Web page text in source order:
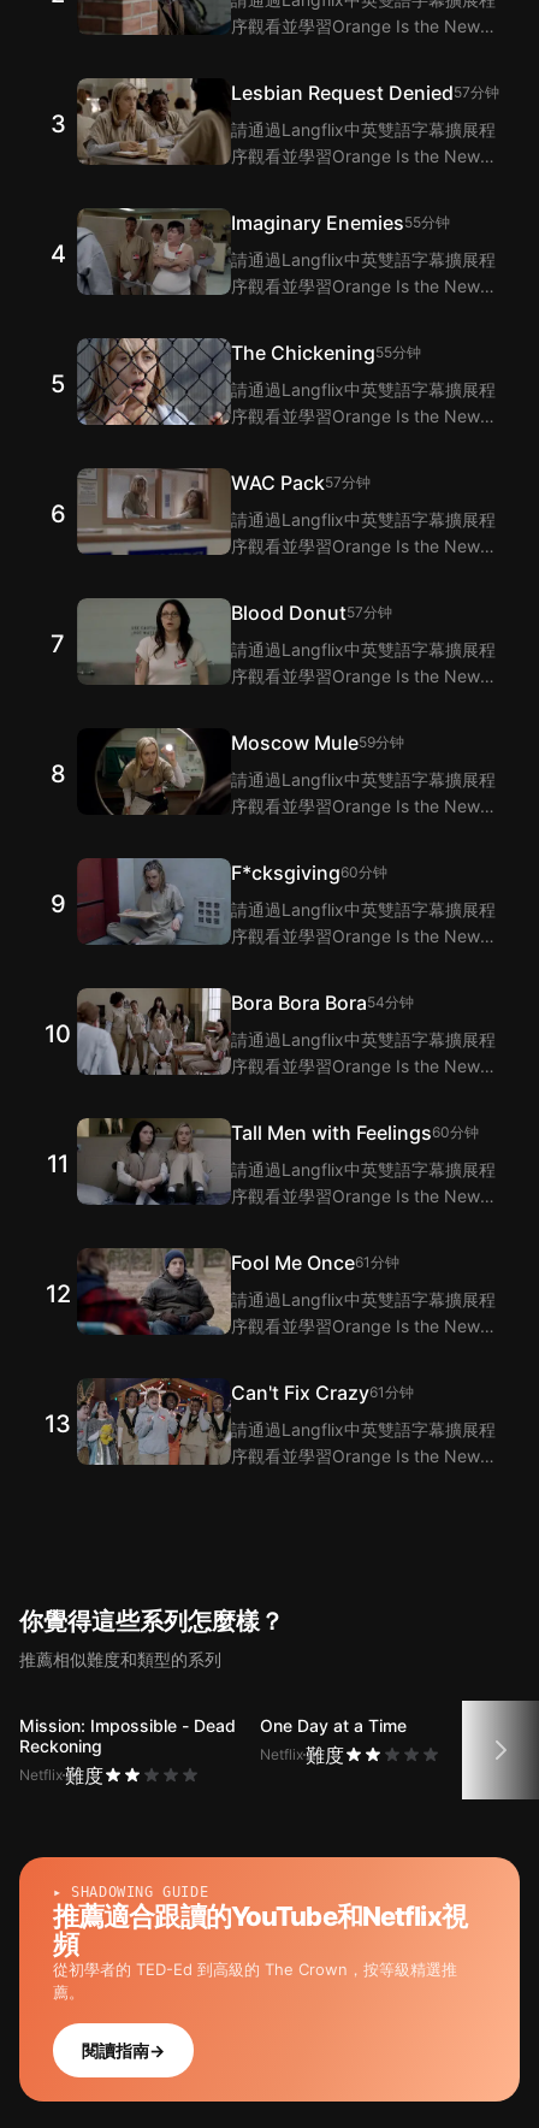
序觀看並學習Orange Is the New
Orange Is the New Black 第2集臺
詞的翻譯。
3
Lesbian Request Denied57分钟
請通過Langflix中英雙語字幕擴展程
序觀看並學習Orange Is the New
Orange Is the New Black 第3集臺
詞的翻譯。
4
Imaginary Enemies55分钟
請通過Langflix中英雙語字幕擴展程
序觀看並學習Orange Is the New
Orange Is the New Black 第4集臺
詞的翻譯。
5
The Chickening55分钟
請通過Langflix中英雙語字幕擴展程
序觀看並學習Orange Is the New
Orange Is the New Black 第5集臺
詞的翻譯。
6
WAC Pack57分钟
請通過Langflix中英雙語字幕擴展程
序觀看並學習Orange Is the New
Orange Is the New Black 第6集臺
詞的翻譯。
7
Blood Donut57分钟
請通過Langflix中英雙語字幕擴展程
序觀看並學習Orange Is the New
Orange Is the New Black 第7集臺
詞的翻譯。
8
Moscow Mule59分钟
請通過Langflix中英雙語字幕擴展程
序觀看並學習Orange Is the New
Orange Is the New Black 第8集臺
詞的翻譯。
9
F*cksgiving60分钟
請通過Langflix中英雙語字幕擴展程
序觀看並學習Orange Is the New
Orange Is the New Black 第9集臺
詞的翻譯。
10
Bora Bora Bora54分钟
請通過Langflix中英雙語字幕擴展程
序觀看並學習Orange Is the New
Orange Is the New Black 第10集
臺詞的翻譯。
11
Tall Men with Feelings60分钟
請通過Langflix中英雙語字幕擴展程
序觀看並學習Orange Is the New
Orange Is the New Black 第11集臺
詞的翻譯。
12
Fool Me Once61分钟
請通過Langflix中英雙語字幕擴展程
序觀看並學習Orange Is the New
Orange Is the New Black 第12集臺
詞的翻譯。
13
Can't Fix Crazy61分钟
請通過Langflix中英雙語字幕擴展程
序觀看並學習Orange Is the New
你覺得這些系列怎麼樣？
推薦相似難度和類型的系列
Mission: Impossible - Dead
Reckoning
Netflix難度
One Day at a Time
Netflix難度
▸ SHADOWING GUIDE
推薦適合跟讀的YouTube和Netflix視
頻
從初學者的 TED-Ed 到高級的 The Crown，按等級精選推
薦。
閱讀指南→